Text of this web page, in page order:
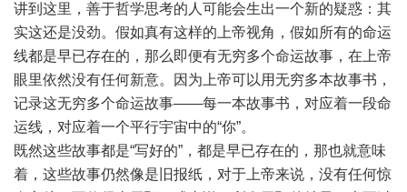
讲到这里，善于哲学思考的人可能会生出一个新的疑惑：其
实这还是没劲。假如真有这样的上帝视角，假如所有的命运
线都是早已存在的，那么即便有无穷多个命运故事，在上帝
眼里依然没有任何新意。因为上帝可以用无穷多本故事书，
记录这无穷多个命运故事——每一本故事书，对应着一段命
运线，对应着一个平行宇宙中的“你”。
既然这些故事都是“写好的”，都是早已存在的，那也就意味
着，这些故事仍然像是旧报纸，对于上帝来说，没有任何惊